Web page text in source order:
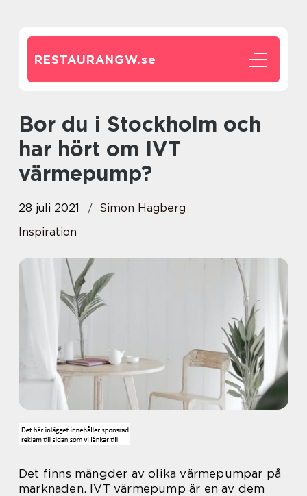
RESTAURANGW.se
Bor du i Stockholm och
har hört om IVT
värmepump?
28 juli 2021
Simon Hagberg
Inspiration
Det finns mängder av olika värmepumpar på
marknaden. IVT värmepump är en av dem